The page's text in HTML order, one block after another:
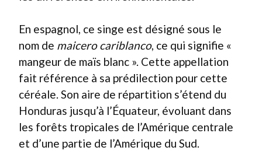
En espagnol, ce singe est désigné sous le
nom de maicero cariblanco, ce qui signifie «
mangeur de maïs blanc ». Cette appellation
fait référence à sa prédilection pour cette
céréale. Son aire de répartition s’étend du
Honduras jusqu’à l’Équateur, évoluant dans
les forêts tropicales de l’Amérique centrale
et d’une partie de l’Amérique du Sud.